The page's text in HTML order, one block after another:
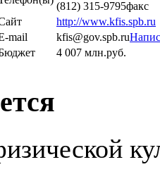
(812) 315-9795факс
http://www.kfis.spb.ru
mail
kfis@gov.spb.ru
4 007 млн.руб.